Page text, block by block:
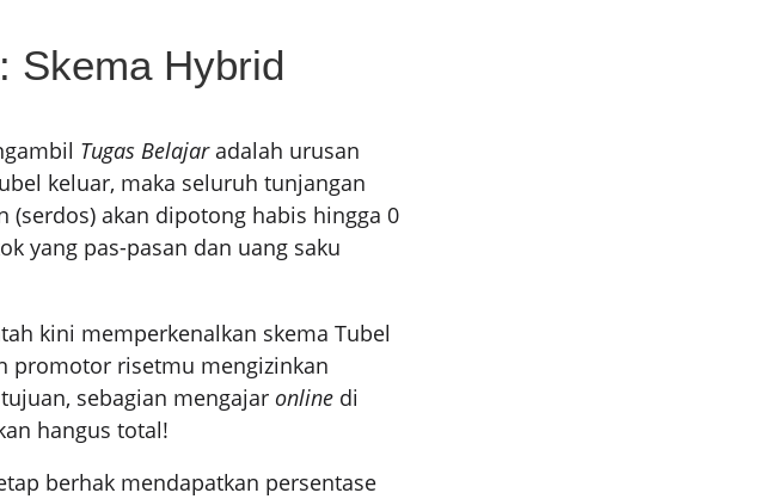
Skema Hybrid
Tugas Belajaradalah urusan
keluar, maka seluruh tunjangan
akan dipotong habis hingga 0
yang pas-pasan dan uang saku
kini memperkenalkan skema Tubel
promotor risetmu mengizinkan
sebagian mengajar online di
hangus total!
berhak mendapatkan persentase